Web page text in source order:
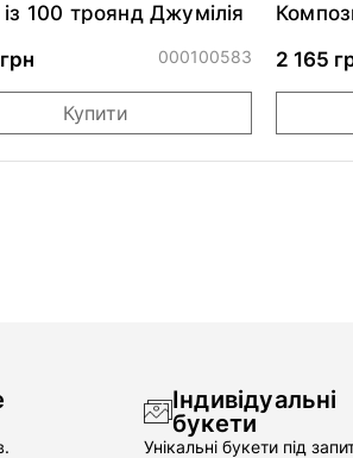
100 троянд Джумілія
000100583
Купити
2 165
Індивідуальні
букети
Унікальні букети під